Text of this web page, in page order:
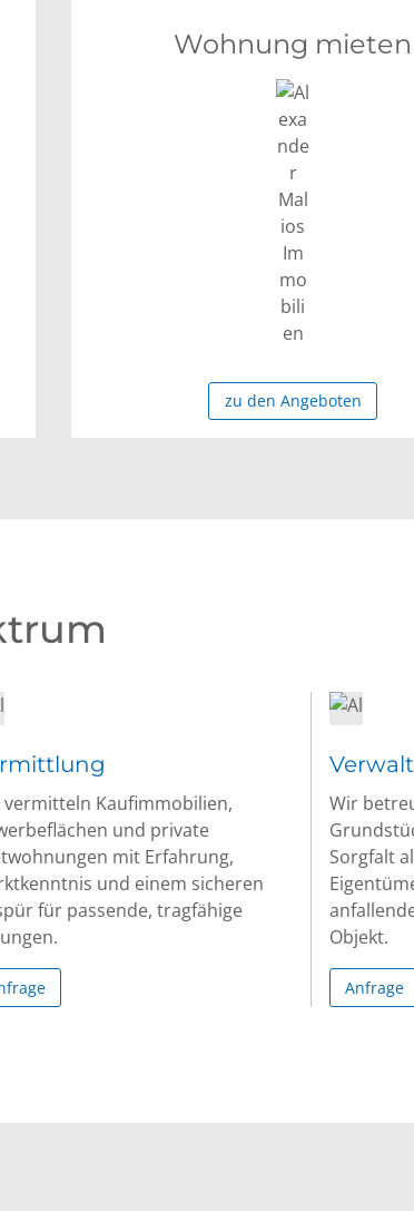
Wohnung mieten
zu den Angeboten
vermitteln Kaufimmobilien,
und private
mit Erfahrung,
und einem sicheren
für passende, tragfähige
Wir
Sorgfalt
Objekt.
Anfrage